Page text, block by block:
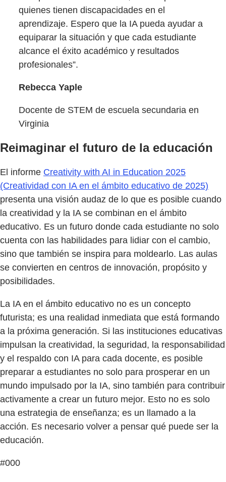
quienes tienen discapacidades en el
aprendizaje. Espero que la IA pueda ayudar a
equiparar la situación y que cada estudiante
alcance el éxito académico y resultados
profesionales”.
Rebecca Yaple
Docente de STEM de escuela secundaria en
Virginia
Reimaginar el futuro de la educación
El informe Creativity with AI in Education 2025
(Creatividad con IA en el ámbito educativo de 2025)
presenta una visión audaz de lo que es posible cuando
la creatividad y la IA se combinan en el ámbito
educativo. Es un futuro donde cada estudiante no solo
cuenta con las habilidades para lidiar con el cambio,
sino que también se inspira para moldearlo. Las aulas
se convierten en centros de innovación, propósito y
posibilidades.
La IA en el ámbito educativo no es un concepto
futurista; es una realidad inmediata que está formando
a la próxima generación. Si las instituciones educativas
impulsan la creatividad, la seguridad, la responsabilidad
y el respaldo con IA para cada docente, es posible
preparar a estudiantes no solo para prosperar en un
mundo impulsado por la IA, sino también para contribuir
activamente a crear un futuro mejor. Esto no es solo
una estrategia de enseñanza; es un llamado a la
acción. Es necesario volver a pensar qué puede ser la
educación.
#000